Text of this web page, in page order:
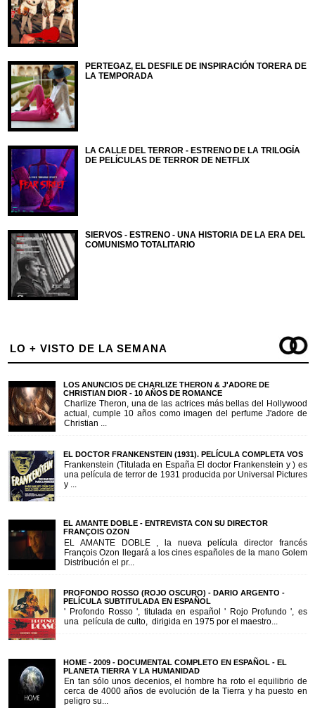
PERTEGAZ, EL DESFILE DE INSPIRACIÓN TORERA DE
LA TEMPORADA
LA CALLE DEL TERROR - ESTRENO DE LA TRILOGÍA
DE PELÍCULAS DE TERROR DE NETFLIX
SIERVOS - ESTRENO - UNA HISTORIA DE LA ERA DEL
COMUNISMO TOTALITARIO
LO + VISTO DE LA SEMANA
LOS ANUNCIOS DE CHARLIZE THERON & J'ADORE DE
CHRISTIAN DIOR - 10 AÑOS DE ROMANCE
Charlize Theron, una de las actrices más bellas del Hollywood
actual, cumple 10 años como imagen del perfume J'adore de
Christian ...
EL DOCTOR FRANKENSTEIN (1931). PELÍCULA COMPLETA VOS
Frankenstein (Titulada en España El doctor Frankenstein y ) es
una película de terror de 1931 producida por Universal Pictures
y ...
EL AMANTE DOBLE - ENTREVISTA CON SU DIRECTOR
FRANÇOIS OZON
EL AMANTE DOBLE , la nueva película director francés
François Ozon llegará a los cines españoles de la mano Golem
Distribución el pr...
PROFONDO ROSSO (ROJO OSCURO) - DARIO ARGENTO -
PELÍCULA SUBTITULADA EN ESPAÑOL
' Profondo Rosso ', titulada en español ' Rojo Profundo ', es
una película de culto, dirigida en 1975 por el maestro...
HOME - 2009 - DOCUMENTAL COMPLETO EN ESPAÑOL - EL
PLANETA TIERRA Y LA HUMANIDAD
En tan sólo unos decenios, el hombre ha roto el equilibrio de
cerca de 4000 años de evolución de la Tierra y ha puesto en
peligro su...